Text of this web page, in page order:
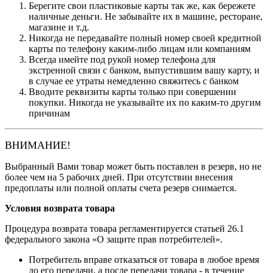
Берегите свои пластиковые карты так же, как бережете
наличные деньги. Не забывайте их в машине, ресторане,
магазине и т.д.
Никогда не передавайте полный номер своей кредитной
карты по телефону каким-либо лицам или компаниям
Всегда имейте под рукой номер телефона для
экстренной связи с банком, выпустившим вашу карту, и
в случае ее утраты немедленно свяжитесь с банком
Вводите реквизиты карты только при совершении
покупки. Никогда не указывайте их по каким-то другим
причинам
ВНИМАНИЕ!
Выбранный Вами товар может быть поставлен в резерв, но не
более чем на 5 рабочих дней. При отсутствии внесения
предоплаты или полной оплаты счета резерв снимается.
Условия возврата товара
Процедура возврата товара регламентируется статьей 26.1
федерального закона «О защите прав потребителей».
Потребитель вправе отказаться от товара в любое время
до его передачи, а после передачи товара - в течение